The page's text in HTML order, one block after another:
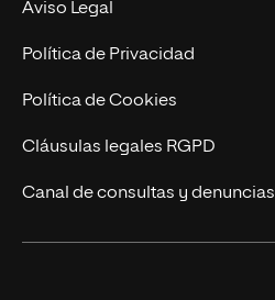
Postgrados
Cursos Universitarios
Trabaja en UNIR
Actualidad
UNIR Revista
Eventos
Aviso Legal
Política de Privacidad
Política de Cookies
Cláusulas legales RGPD
Canal de consultas y denuncias